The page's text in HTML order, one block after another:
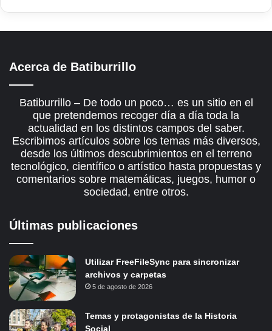
Acerca de Batiburrillo
Batiburrillo – De todo un poco… es un sitio en el
que pretendemos recoger día a día toda la
actualidad en los distintos campos del saber.
Escribimos artículos sobre los temas más diversos,
desde los últimos descubrimientos en el terreno
tecnológico, científico o artístico hasta propuestas y
comentarios sobre matemáticas, juegos, humor o
sociedad, entre otros.
Últimas publicaciones
Utilizar FreeFileSync para sincronizar
archivos y carpetas
5 de agosto de 2026
Temas y protagonistas de la Historia
Social